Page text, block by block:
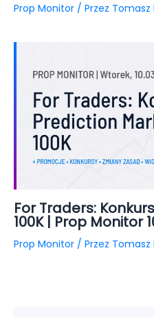
Prop Monitor / Przez Tomasz
For Traders:
100K | Prop Monitor
Prop Monitor / Przez Tomasz